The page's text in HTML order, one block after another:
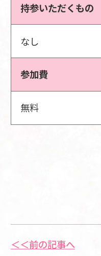
持参いただくもの
なし
参加費
無料
＜＜前の記事へ